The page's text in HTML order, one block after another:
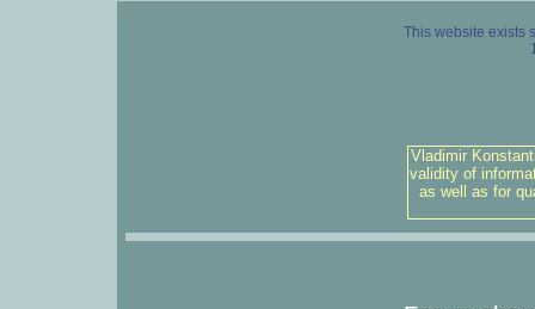
This website exists
Vladimir
validity of
as well as for